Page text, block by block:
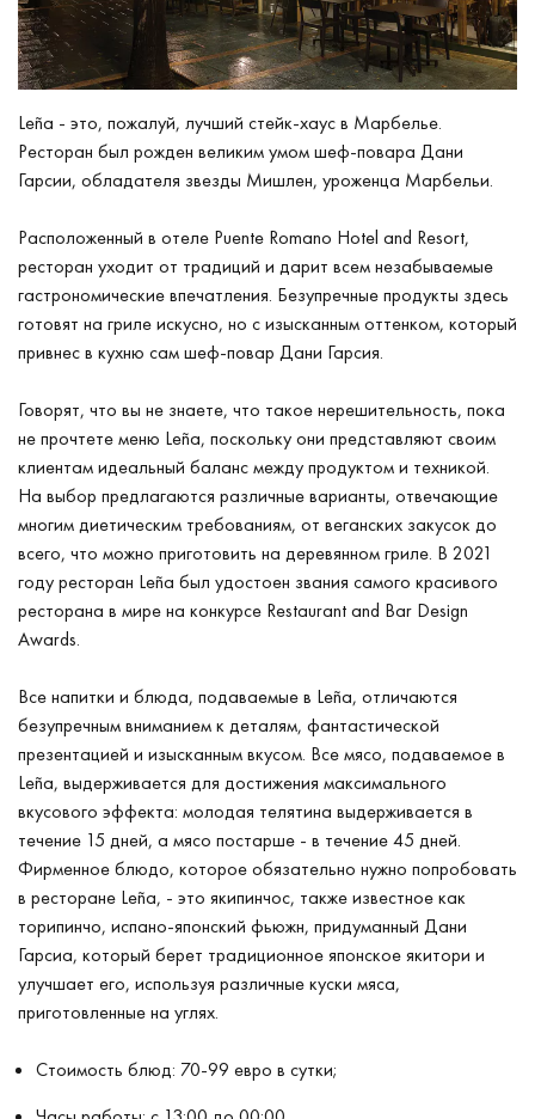
Leña - это, пожалуй, лучший стейк-хаус в Марбелье.
Ресторан был рожден великим умом шеф-повара Дани
Гарсии, обладателя звезды Мишлен, уроженца Марбельи.
Расположенный в отеле Puente Romano Hotel and Resort,
ресторан уходит от традиций и дарит всем незабываемые
гастрономические впечатления. Безупречные продукты здесь
готовят на гриле искусно, но с изысканным оттенком, который
привнес в кухню сам шеф-повар Дани Гарсия.
Говорят, что вы не знаете, что такое нерешительность, пока
не прочтете меню Leña, поскольку они представляют своим
клиентам идеальный баланс между продуктом и техникой.
На выбор предлагаются различные варианты, отвечающие
многим диетическим требованиям, от веганских закусок до
всего, что можно приготовить на деревянном гриле. В 2021
году ресторан Leña был удостоен звания самого красивого
ресторана в мире на конкурсе Restaurant and Bar Design
Awards.
Все напитки и блюда, подаваемые в Leña, отличаются
безупречным вниманием к деталям, фантастической
презентацией и изысканным вкусом. Все мясо, подаваемое в
Leña, выдерживается для достижения максимального
вкусового эффекта: молодая телятина выдерживается в
течение 15 дней, а мясо постарше - в течение 45 дней.
Фирменное блюдо, которое обязательно нужно попробовать
в ресторане Leña, - это якипинчос, также известное как
торипинчо, испано-японский фьюжн, придуманный Дани
Гарсиа, который берет традиционное японское якитори и
улучшает его, используя различные куски мяса,
приготовленные на углях.
Стоимость блюд: 70-99 евро в сутки;